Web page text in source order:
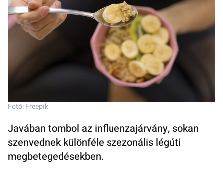
Fotó: Freepik
Javában tombol az influenzajárvány, sokan
szenvednek különféle szezonális légúti
megbetegedésekben.